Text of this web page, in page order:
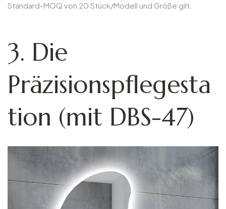
Standard-MOQ von 20 Stück/Modell und Größe gilt.
3. Die
Präzisionspflegesta
tion (mit DBS-47)